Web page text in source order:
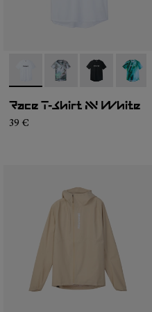
- N1CMTS2-005
- N1CMTS2-007
- N1CMTS2-
-
Race T-Shirt NN White
39 €